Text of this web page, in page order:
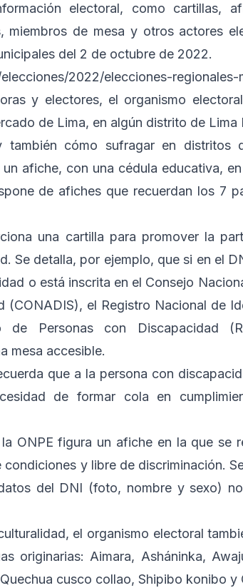
electoral, como cartillas,
miembros de mesa y otros actores
del 2 de octubre de 2022.
2022/elecciones-regionales-
y electores, el organismo
de Lima, en algún distrito de
también cómo sufragar en distritos
afiche, con una cédula educativa,
de afiches que recuerdan los 7
una cartilla para promover la
Se detalla, por ejemplo, que si en el
o está inscrita en el Consejo
(CONADIS), el Registro Nacional de
de Personas con Discapacidad
mesa accesible.
que a la persona con
de formar cola en
ONPE figura un afiche en la que se
y libre de discriminación.
del DNI (foto, nombre y sexo)
el organismo electoral
originarias: Aimara, Asháninka,
cusco collao, Shipibo konibo y